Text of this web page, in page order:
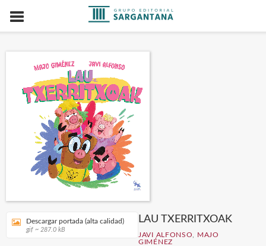
Descargar portada (alta calidad)
gif ~ 287.0 kB
LAU TXERRITXOAK
JAVI ALFONSO
MAJO
GIMÉNEZ